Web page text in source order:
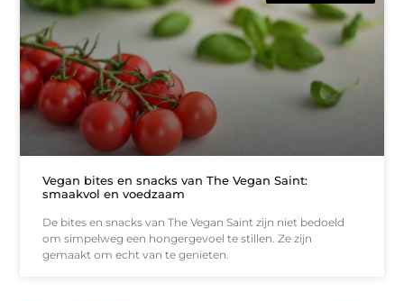
Vegan bites en snacks van The Vegan Saint:
smaakvol en voedzaam
De bites en snacks van The Vegan Saint zijn niet bedoeld
om simpelweg een hongergevoel te stillen. Ze zijn
gemaakt om echt van te genieten.